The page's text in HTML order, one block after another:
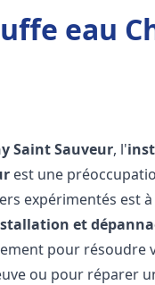
eau
Saint Sauveur, l'
est une
expérimentés est
et
pour résoudre
ou pour réparer